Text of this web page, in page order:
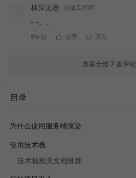
林深见鹿 前端工程师
- -。。
8年前 点赞 评论
查看全部 7 条评论
目录
为什么使用服务端渲染
使用技术栈
技术栈相关文档推荐